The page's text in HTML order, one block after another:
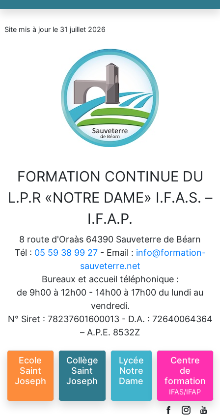
Site mis à jour le 31 juillet 2026
FORMATION CONTINUE DU
L.P.R «NOTRE DAME» I.F.A.S. –
I.F.A.P.
8 route d'Oraàs 64390 Sauveterre de Béarn
Tél : 05 59 38 99 27- Email : info@formation-
sauveterre.net
Bureaux et accueil téléphonique :
de 9h00 à 12h00 - 14h00 à 17h00 du lundi au
vendredi.
N° Siret : 78237601600013 - D.A. : 72640064364
– A.P.E. 8532Z
Ecole
Saint
Joseph
Collège
Saint
Joseph
Lycée
Notre
Dame
Centre
de
formation
IFAS/IFAP